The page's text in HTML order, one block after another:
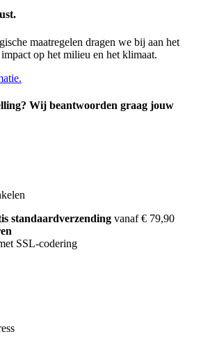
maatregelen dragen we bij aan het
op het milieu en het klimaat.
Wij beantwoorden graag jouw
standaardverzending vanaf € 79,90
SSL-codering